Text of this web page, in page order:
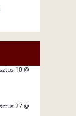
10 @
27 @